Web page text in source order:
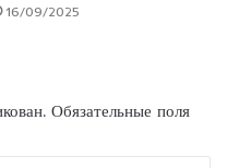
16/09/2025
Обязательные поля